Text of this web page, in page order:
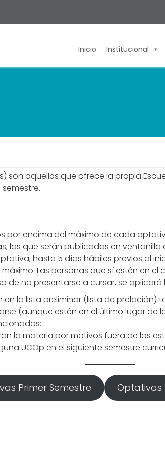
Inicio Institucional
son aquellas que ofrece la propia
por encima del máximo de cada
las que serán publicadas en ventanilla
hasta 5 días hábiles previos al
Las personas que sí estén en
de no presentarse a cursar, se
la lista preliminar (lista de prelación)
(aunque estén en el último lugar de
la materia por motivos fuera de los
UCOp en el siguiente semestre
Primer Semestre Optativas